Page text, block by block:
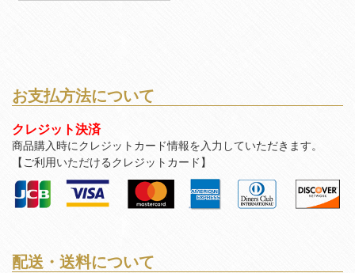
お支払方法について
クレジット決済
商品購入時にクレジットカード情報を入力していただきます。
【ご利用いただけるクレジットカード】
配送・送料について